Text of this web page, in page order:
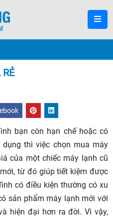
bạn còn hạn chế hoặc có
thì việc chọn mua máy
của một chiếc máy lạnh cũ
từ đó giúp tiết kiệm được
có điều kiện thường có xu
sản phẩm máy lạnh mới với
hiện đại hơn ra đời. Vì vậy,